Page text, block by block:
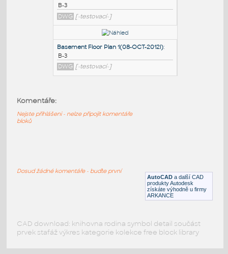
FIRST FLOOR HANDRAIL PLAN
B-3
DWG [-testovací-]
DWG [-testovací-] AutoCAD a další CAD
produkty Autodesk
získáte výhodně u firmy
ARKANCE
Komentáře:
Nejste přihlášeni - nelze připojit komentáře
bloků
Dosud žádné komentáře - buďte první
CAD download: knihovna rodina symbol detail součást
prvek stafáž výkres kategorie kolekce free block library